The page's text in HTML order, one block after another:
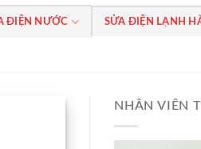
ĐIỆN NƯỚC SỬA ĐIỆN LẠNH
NHÂN VIÊN